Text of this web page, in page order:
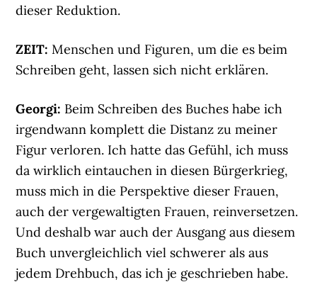
dieser Reduktion.
ZEIT: Menschen und Figuren, um die es beim
Schreiben geht, lassen sich nicht erklären.
Georgi: Beim Schreiben des Buches habe ich
irgendwann komplett die Distanz zu meiner
Figur verloren. Ich hatte das Gefühl, ich muss
da wirklich eintauchen in diesen Bürgerkrieg,
muss mich in die Perspektive dieser Frauen,
auch der vergewaltigten Frauen, reinversetzen.
Und deshalb war auch der Ausgang aus diesem
Buch unvergleichlich viel schwerer als aus
jedem Drehbuch, das ich je geschrieben habe.